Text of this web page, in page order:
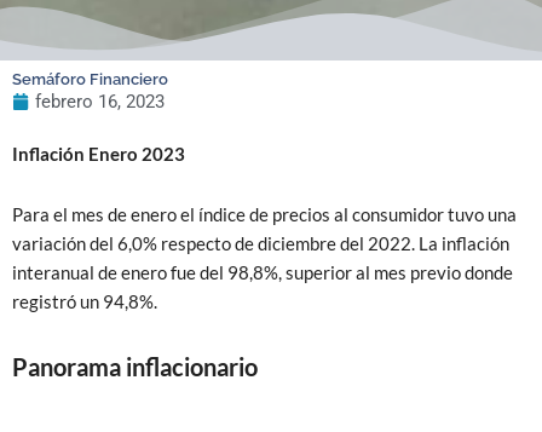
Semáforo Financiero
febrero 16, 2023
Inflación Enero 2023
Para el mes de enero el índice de precios al consumidor tuvo una
variación del 6,0% respecto de diciembre del 2022. La inflación
interanual de enero fue del 98,8%, superior al mes previo donde
registró un 94,8%.
Panorama inflacionario